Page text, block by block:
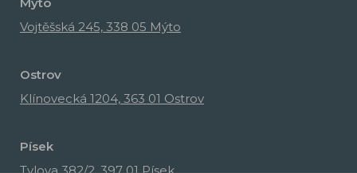
Vojtěšská 245, 338 05 Mýto
Ostrov
Klínovecká 1204, 363 01 Ostrov
Písek